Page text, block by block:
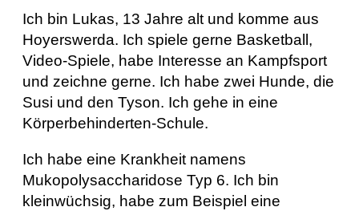
Ich bin Lukas, 13 Jahre alt und komme aus
Hoyerswerda. Ich spiele gerne Basketball,
Video-Spiele, habe Interesse an Kampfsport
und zeichne gerne. Ich habe zwei Hunde, die
Susi und den Tyson. Ich gehe in eine
Körperbehinderten-Schule.
Ich habe eine Krankheit namens
Mukopolysaccharidose Typ 6. Ich bin
kleinwüchsig, habe zum Beispiel eine